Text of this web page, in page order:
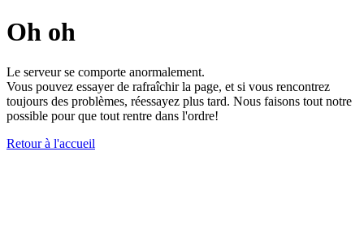
Oh oh
Le serveur se comporte anormalement.
Vous pouvez essayer de rafraîchir la page, et si vous rencontrez
toujours des problèmes, réessayez plus tard. Nous faisons tout notre
possible pour que tout rentre dans l'ordre!
Retour à l'accueil